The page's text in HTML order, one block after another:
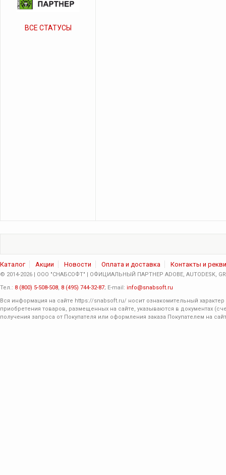
ВСЕ СТАТУСЫ
Каталог Акции Новости Оплата и доставка Контакты и
© 2014-2026 | ООО "СНАБСОФТ" | ОФИЦИАЛЬНЫЙ ПАРТНЕР ADOBE, AUTODESK,
Тел.: 8 (800) 5-508-508, 8 (495) 744-32-87; E-mail: info@snabsoft.ru
Вся информация на сайте https://snabsoft.ru/ носит ознакомительный
приобретения товаров, размещенных на сайте, указываются в документах
получения запроса от Покупателя или оформления заказа Покупателем на